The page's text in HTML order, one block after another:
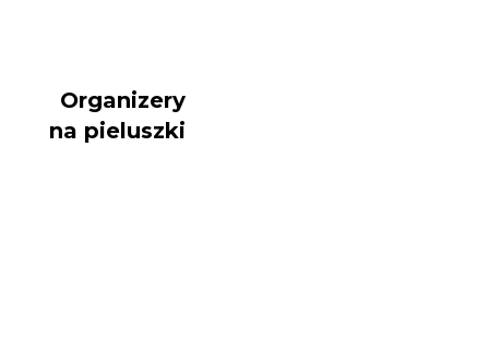
Organizery
na pieluszki